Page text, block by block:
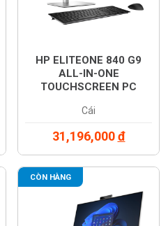
HP ELITEONE 840 G9
ALL-IN-ONE
TOUCHSCREEN PC
Cái
31,196,000đ
CÒN HÀNG